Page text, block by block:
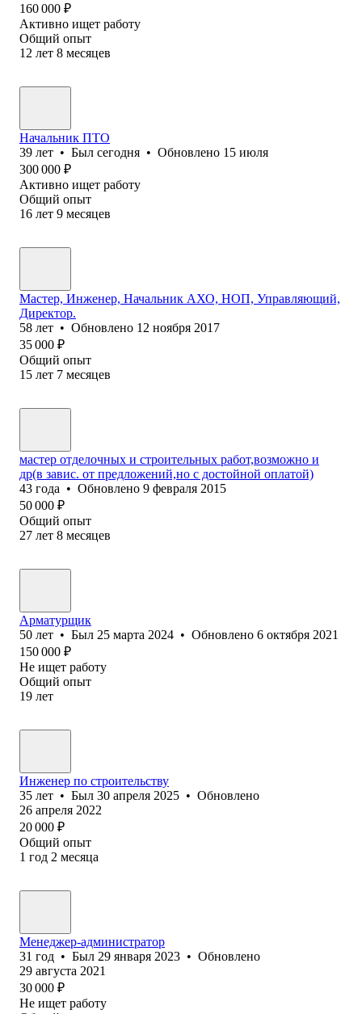
160 000 ₽
Активно ищет работу
Общий опыт
12 лет 8 месяцев
Начальник ПТО
39 лет • Был сегодня • Обновлено 15 июля
300 000 ₽
Активно ищет работу
Общий опыт
16 лет 9 месяцев
Мастер, Инженер, Начальник АХО, НОП, Управляющий,
Директор.
58 лет • Обновлено 12 ноября 2017
35 000 ₽
Общий опыт
15 лет 7 месяцев
мастер отделочных и строительных работ,возможно и
др(в завис. от предложений,но с достойной оплатой)
43 года • Обновлено 9 февраля 2015
50 000 ₽
Общий опыт
27 лет 8 месяцев
Арматурщик
50 лет • Был 25 марта 2024 • Обновлено 6 октября 2021
150 000 ₽
Не ищет работу
Общий опыт
19 лет
Инженер по строительству
35 лет • Был 30 апреля 2025 • Обновлено
26 апреля 2022
20 000 ₽
Общий опыт
1 год 2 месяца
Менеджер-администратор
31 год • Был 29 января 2023 • Обновлено
29 августа 2021
30 000 ₽
Не ищет работу